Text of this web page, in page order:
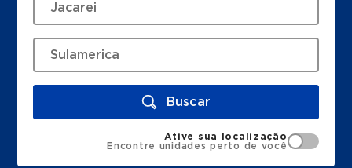
Buscar
Ative sua localização
Encontre unidades perto de você